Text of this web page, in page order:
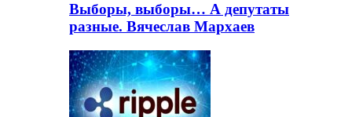
Выборы, выборы… А депутаты
разные. Вячеслав Мархаев